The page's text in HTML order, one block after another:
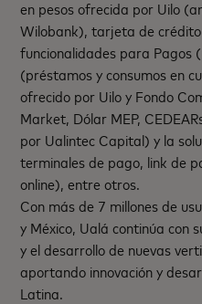
en pesos ofrecida por Uilo
Wilobank), tarjeta de
funcionalidades para Pagos
(préstamos y consumos en
ofrecido por Uilo y Fondo
Market, Dólar MEP,
por Ualintec Capital) y la
terminales de pago, link de
online), entre otros.
Con más de 7 millones de
y México, Ualá continúa con
y el desarrollo de nuevas
aportando innovación y
Latina.